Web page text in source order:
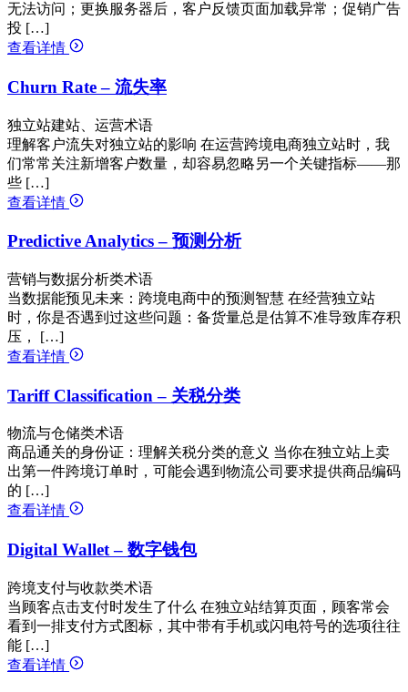
无法访问；更换服务器后，客户反馈页面加载异常；促销广告
投 […]
查看详情
Churn Rate – 流失率
独立站建站、运营术语
理解客户流失对独立站的影响 在运营跨境电商独立站时，我
们常常关注新增客户数量，却容易忽略另一个关键指标——那
些 […]
查看详情
Predictive Analytics – 预测分析
营销与数据分析类术语
当数据能预见未来：跨境电商中的预测智慧 在经营独立站
时，你是否遇到过这些问题：备货量总是估算不准导致库存积
压， […]
查看详情
Tariff Classification – 关税分类
物流与仓储类术语
商品通关的身份证：理解关税分类的意义 当你在独立站上卖
出第一件跨境订单时，可能会遇到物流公司要求提供商品编码
的 […]
查看详情
Digital Wallet – 数字钱包
跨境支付与收款类术语
当顾客点击支付时发生了什么 在独立站结算页面，顾客常会
看到一排支付方式图标，其中带有手机或闪电符号的选项往往
能 […]
查看详情